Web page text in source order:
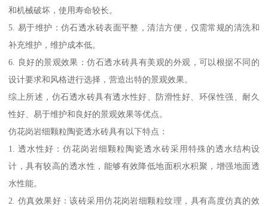
和机械破坏，使用寿命较长。
5. 易于维护：仿石透水砖表面平整，清洁方便，仅需常规的清洗和
补充维护，维护成本低。
6. 良好的景观效果：仿石透水砖具有美观的外观，可以根据不同的
设计要求和风格进行选择，营造出特的景观效果。
综上所述，仿石透水砖具有透水性好、防滑性好、环保性强、耐久
性好、易于维护和良好的景观效果等优点。
仿花岗岩细颗粒陶瓷透水砖具有以下特点：
1. 透水性好：仿花岗岩细颗粒陶瓷透水砖采用特殊的透水结构设
计，具有较高的透水性，能够有效降低地面积水积聚，增强地面透
水性能。
2. 仿真效果好：该砖采用仿花岗岩细颗粒纹理，具有高度仿真的效